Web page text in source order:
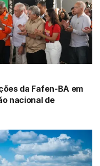
da Fafen-BA em
nacional de